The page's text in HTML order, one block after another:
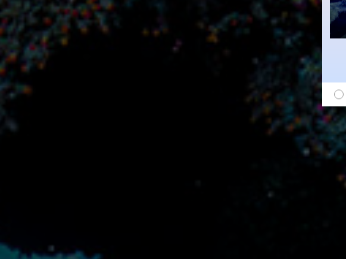
이벤트 자세히 보러가기
▲자세한 내용 보러가기 클릭▲